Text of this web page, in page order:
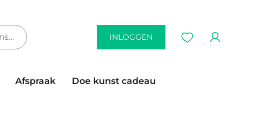
INLOGGEN
Afspraak
Doe kunst cadeau